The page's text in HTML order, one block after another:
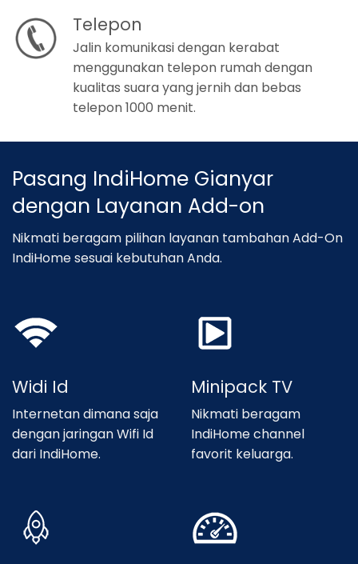
Telepon
Jalin komunikasi dengan kerabat
menggunakan telepon rumah dengan
kualitas suara yang jernih dan bebas
telepon 1000 menit.
Pasang IndiHome Gianyar
dengan Layanan Add-on
Nikmati beragam pilihan layanan tambahan Add-On
IndiHome sesuai kebutuhan Anda.
Widi Id
Internetan dimana saja
dengan jaringan Wifi Id
dari IndiHome.
Minipack TV
Nikmati beragam
IndiHome channel
favorit keluarga.